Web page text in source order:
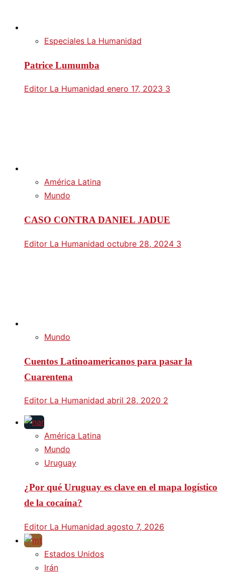
Especiales La Humanidad
Patrice Lumumba
Editor La Humanidad enero 17, 2023 3
América Latina
Mundo
CASO CONTRA DANIEL JADUE
Editor La Humanidad octubre 28, 2024 3
Mundo
Cuentos Latinoamericanos para pasar la
Cuarentena
Editor La Humanidad abril 28, 2020 2
América Latina
Mundo
Uruguay
¿Por qué Uruguay es clave en el mapa logístico
de la cocaína?
Editor La Humanidad agosto 7, 2026
Estados Unidos
Irán